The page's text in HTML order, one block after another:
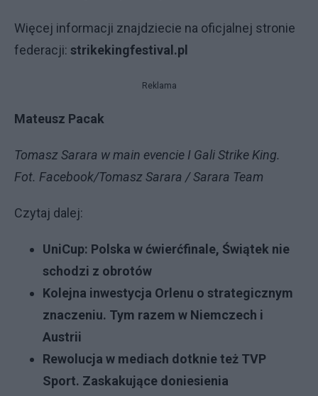
Więcej informacji znajdziecie na oficjalnej stronie
federacji: strikekingfestival.pl
Reklama
Mateusz Pacak
Tomasz Sarara w main evencie I Gali Strike King.
Fot. Facebook/Tomasz Sarara / Sarara Team
Czytaj dalej:
UniCup: Polska w ćwierćfinale, Świątek nie
schodzi z obrotów
Kolejna inwestycja Orlenu o strategicznym
znaczeniu. Tym razem w Niemczech i
Austrii
Rewolucja w mediach dotknie też TVP
Sport. Zaskakujące doniesienia